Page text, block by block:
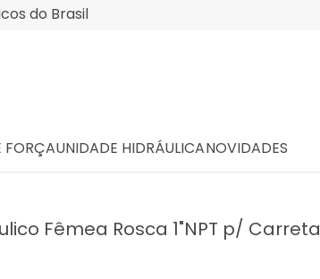
do Brasil
FORÇAUNIDADE HIDRÁULICANOVIDADES
Fêmea Rosca 1"NPT p/ Carreta